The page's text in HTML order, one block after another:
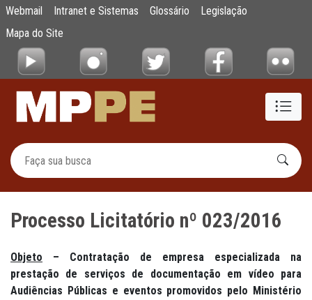
Pular para o Conteúdo principal
Processo Licitatório nº 023/2016
Webmail Intranet e Sistemas Glossário
Legislação
Mapa do Site
Processo Licitatório nº 023/2016
Objeto – Contratação de empresa especializada na
prestação de serviços de documentação em vídeo para
Audiências Públicas e eventos promovidos pelo Ministério